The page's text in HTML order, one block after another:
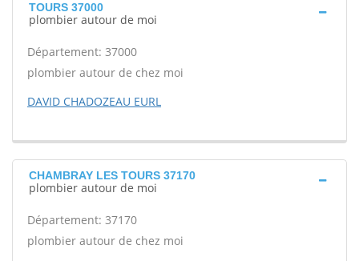
TOURS 37000
plombier autour de moi
Département: 37000
plombier autour de chez moi
DAVID CHADOZEAU EURL
CHAMBRAY LES TOURS 37170
plombier autour de moi
Département: 37170
plombier autour de chez moi